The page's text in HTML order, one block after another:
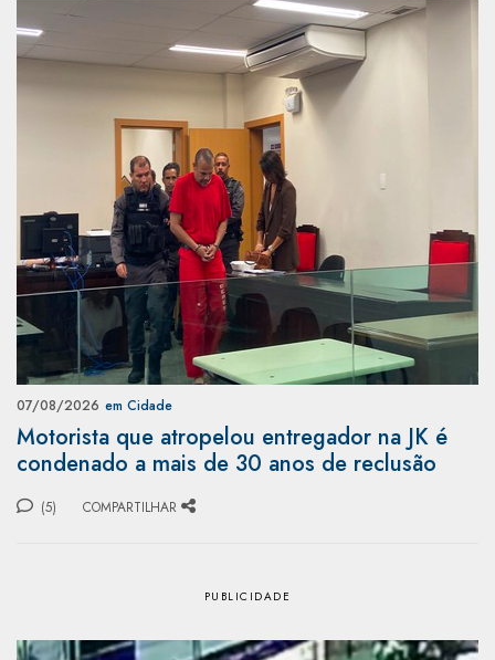
07/08/2026 em Cidade
Motorista que atropelou entregador na JK é
condenado a mais de 30 anos de reclusão
(5) COMPARTILHAR